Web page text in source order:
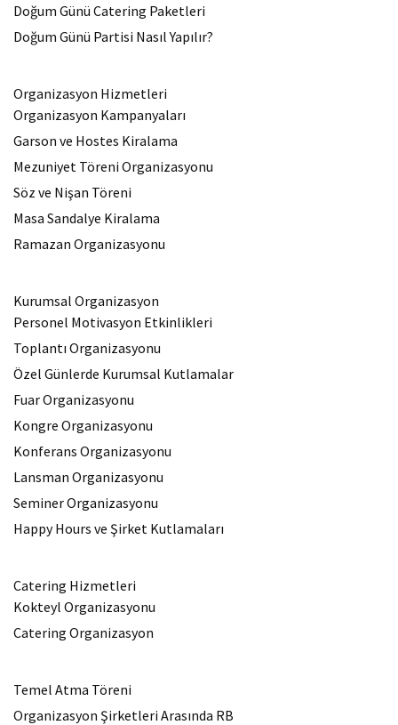
Doğum Günü Catering Paketleri
Doğum Günü Partisi Nasıl Yapılır?
Organizasyon Hizmetleri
Organizasyon Kampanyaları
Garson ve Hostes Kiralama
Mezuniyet Töreni Organizasyonu
Söz ve Nişan Töreni
Masa Sandalye Kiralama
Ramazan Organizasyonu
Kurumsal Organizasyon
Personel Motivasyon Etkinlikleri
Toplantı Organizasyonu
Özel Günlerde Kurumsal Kutlamalar
Fuar Organizasyonu
Kongre Organizasyonu
Konferans Organizasyonu
Lansman Organizasyonu
Seminer Organizasyonu
Happy Hours ve Şirket Kutlamaları
Catering Hizmetleri
Kokteyl Organizasyonu
Catering Organizasyon
Temel Atma Töreni
Organizasyon Şirketleri Arasında RB